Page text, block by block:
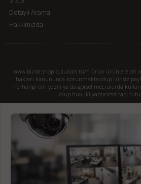
Detaylı Arama
Hakkımızda
www.bizial.shop bulunan tüm ürün ürünlere ait
hakları kanununca korunmakta olup izinsiz
herhangi biri yazılı ya da görsel mecralarda
olup hukuki yaptırıma tabi